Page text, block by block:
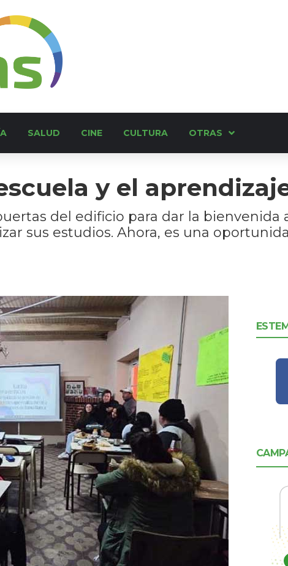
SALUD CINE CULTURA OTRAS
y el
del edificio para dar la bienvenida
sus estudios. Ahora, es una